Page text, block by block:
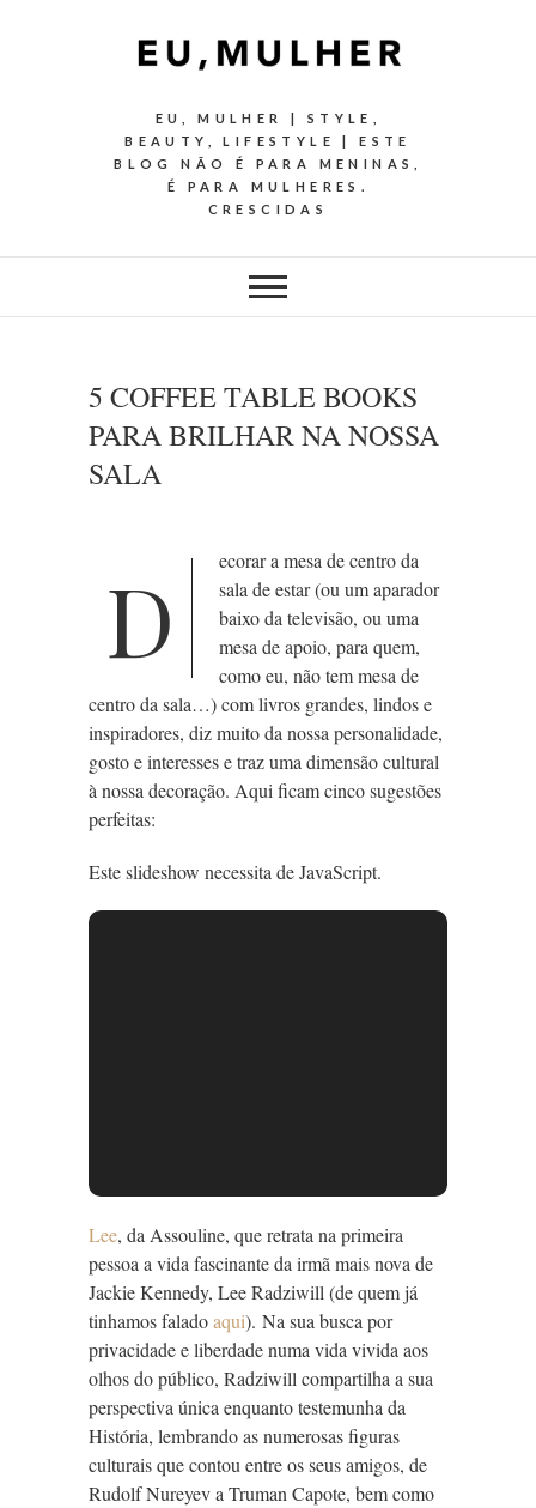
EU, MULHER | STYLE,
BEAUTY, LIFESTYLE | ESTE
BLOG NÃO É PARA MENINAS,
É PARA MULHERES.
CRESCIDAS
5 COFFEE TABLE BOOKS
PARA BRILHAR NA NOSSA
SALA
D
ecorar a mesa de centro da
sala de estar (ou um aparador
baixo da televisão, ou uma
mesa de apoio, para quem,
como eu, não tem mesa de
centro da sala…) com livros grandes, lindos e
inspiradores, diz muito da nossa personalidade,
gosto e interesses e traz uma dimensão cultural
à nossa decoração. Aqui ficam cinco sugestões
perfeitas:
Este slideshow necessita de JavaScript.
Lee, da Assouline, que retrata na primeira
pessoa a vida fascinante da irmã mais nova de
Jackie Kennedy, Lee Radziwill (de quem já
tinhamos faladoaqui). Na sua busca por
privacidade e liberdade numa vida vivida aos
olhos do público, Radziwill compartilha a sua
perspectiva única enquanto testemunha da
História, lembrando as numerosas figuras
culturais que contou entre os seus amigos, de
Rudolf Nureyev a Truman Capote, bem como